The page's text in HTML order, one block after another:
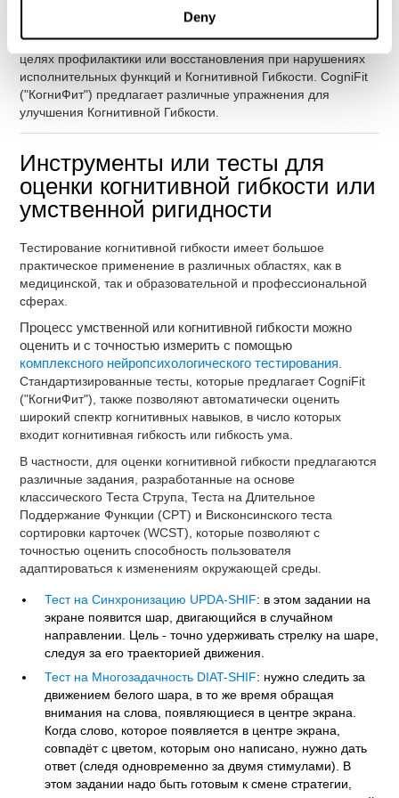
Deny
когнитивные тренировки могут положительно влиять на
индукциюпластичности мозга, и могут быть использованы в
целях профилактики или восстановления при нарушениях
исполнительных функций и Когнитивной Гибкости. CogniFit
("КогниФит") предлагает различные упражнения для
улучшения Когнитивной Гибкости.
Инструменты или тесты для
оценки когнитивной гибкости или
умственной ригидности
Тестирование когнитивной гибкости имеет большое
практическое применение в различных областях, как в
медицинской, так и образовательной и профессиональной
сферах.
Процесс умственной или когнитивной гибкости можно
оценить и с точностью измерить с помощью
комплексного нейропсихологического тестирования
Стандартизированные тесты, которые предлагает CogniFit
("КогниФит"), также позволяют автоматически оценить
широкий спектр когнитивных навыков, в число которых
входит когнитивная гибкость или гибкость ума.
В частности, для оценки когнитивной гибкости предлагаются
различные задания, разработанные на основе
классического Теста Струпа, Теста на Длительное
Поддержание Функции (СРT) и Висконсинского теста
сортировки карточек (WCST), которые позволяют с
точностью оценить способность пользователя
адаптироваться к изменениям окружающей среды.
Тест на Синхронизацию UPDA-SHIF: в этом задании на
экране появится шар, двигающийся в случайном
направлении. Цель - точно удерживать стрелку на шаре,
следуя за его траекторией движения.
Тест на Многозадачность DIAT-SHIF: нужно следить за
движением белого шара, в то же время обращая
внимания на слова, появляющиеся в центре экрана.
Когда слово, которое появляется в центре экрана,
совпадёт с цветом, которым оно написано, нужно дать
ответ (следя одновременно за двумя стимулами). В
этом задании надо быть готовым к смене стратегии,